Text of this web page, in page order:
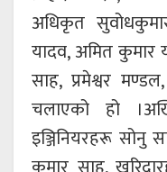
अधिकृत
यादव, अमित कुमार
साह, प्रमेश्वर
चलाएको हो
इञ्जिनियरहरू सोनु